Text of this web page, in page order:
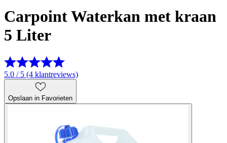
Carpoint Waterkan met kraan
5 Liter
5.0 / 5 (4 klantreviews)
Opslaan in Favorieten